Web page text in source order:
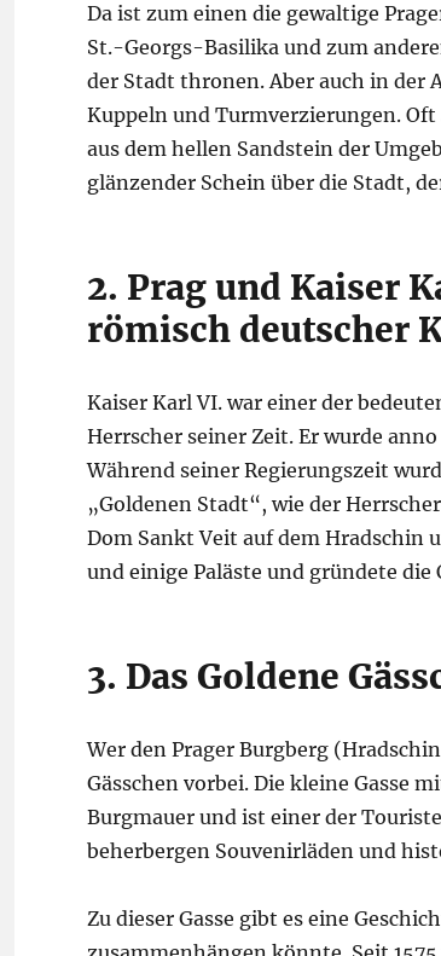
Da ist zum einen die gewaltige
St.-Georgs-Basilika und zum
der Stadt thronen. Aber auch in der
Kuppeln und Turmverzierungen.
aus dem hellen Sandstein der
glänzender Schein über die Stadt,
2. Prag und Kaiser
römisch deutscher
Kaiser Karl VI. war einer der
Herrscher seiner Zeit. Er wurde
Während seiner Regierungszeit
„Goldenen Stadt“, wie der
Dom Sankt Veit auf dem Hradschin
und einige Paläste und gründete
3. Das Goldene
Wer den Prager Burgberg
Gässchen vorbei. Die kleine Gasse
Burgmauer und ist einer der
beherbergen Souvenirläden und
Zu dieser Gasse gibt es eine